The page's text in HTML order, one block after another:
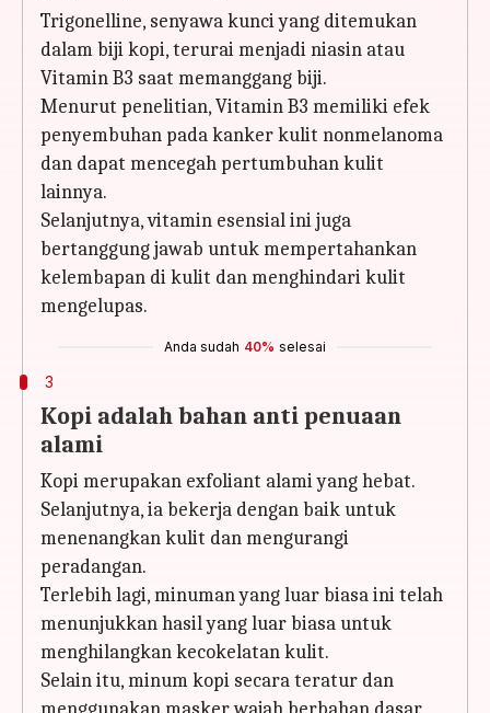
Trigonelline, senyawa kunci yang ditemukan
dalam biji kopi, terurai menjadi niasin atau
Vitamin B3 saat memanggang biji.
Menurut penelitian, Vitamin B3 memiliki efek
penyembuhan pada kanker kulit nonmelanoma
dan dapat mencegah pertumbuhan kulit
lainnya.
Selanjutnya, vitamin esensial ini juga
bertanggung jawab untuk mempertahankan
kelembapan di kulit dan menghindari kulit
mengelupas.
Anda sudah 40% selesai
3
Kopi adalah bahan anti penuaan
alami
Kopi merupakan exfoliant alami yang hebat.
Selanjutnya, ia bekerja dengan baik untuk
menenangkan kulit dan mengurangi
peradangan.
Terlebih lagi, minuman yang luar biasa ini telah
menunjukkan hasil yang luar biasa untuk
menghilangkan kecokelatan kulit.
Selain itu, minum kopi secara teratur dan